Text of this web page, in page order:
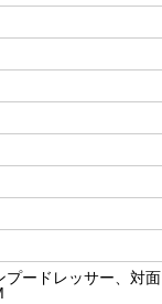
ードレッサー、対面